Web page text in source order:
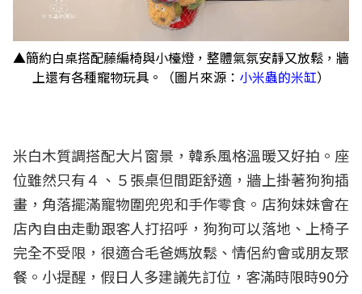
▲簡約白桌搭配藤編椅與小檯燈，整體氣氛安靜又放鬆，牆
上還有各種寵物玩具。（圖片來源： 小米蟲的米缸）
米白木質調搭配大片窗景，韓系風格溫暖又好拍。座
位雖然只有４、５張桌但間距舒適，牆上掛著狗狗插
畫，角落擺滿寵物圍兜兜和手作零食。店狗妹妹會在
店內自由走動跟客人打招呼，狗狗可以落地、上椅子
完全不受限，很適合毛爸媽放鬆、情侶約會或朋友聚
餐。小提醒，假日人多建議先訂位，客滿時限時90分